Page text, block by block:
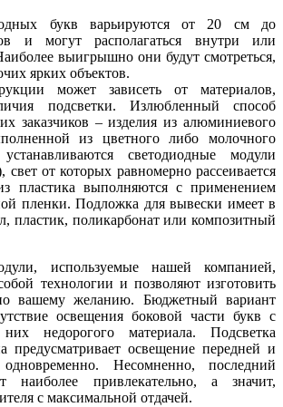
букв варьируются от 20 см до
и могут располагаться внутри или
выигрышно они будут смотреться,
ярких объектов.
может зависеть от материалов,
подсветки. Излюбленный способ
заказчиков – изделия из алюминиевого
из цветного либо молочного
светодиодные модули
свет от которых равномерно рассеивается
пластика выполняются с применением
пленки. Подложка для вывески имеет в
пластик, поликарбонат или композитный
используемые нашей компанией,
технологии и позволяют изготовить
вашему желанию. Бюджетный вариант
освещения боковой части букв с
недорогого материала. Подсветка
предусматривает освещение передней и
Несомненно, последний
наиболее привлекательно, а значит,
с максимальной отдачей.